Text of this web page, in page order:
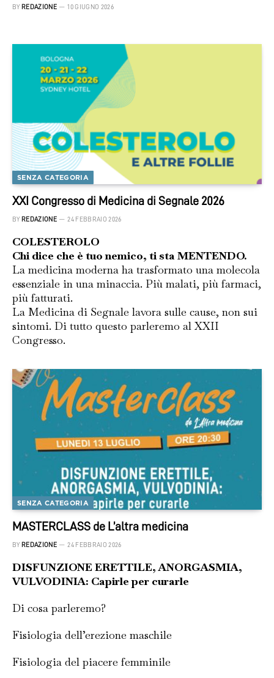
BY REDAZIONE 10 GIUGNO 2026
SENZA CATEGORIA
XXI Congresso di Medicina di Segnale 2026
BY REDAZIONE 24 FEBBRAIO 2026
COLESTEROLO
Chi dice che è tuo nemico, ti sta MENTENDO.
La medicina moderna ha trasformato una molecola
essenziale in una minaccia. Più malati, più farmaci,
più fatturati.
La Medicina di Segnale lavora sulle cause, non sui
sintomi. Di tutto questo parleremo al XXII
Congresso.
SENZA CATEGORIA
MASTERCLASS de L’altra medicina
BY REDAZIONE 24 FEBBRAIO 2026
DISFUNZIONE ERETTILE, ANORGASMIA,
VULVODINIA: Capirle per curarle
Di cosa parleremo?
Fisiologia dell’erezione maschile
Fisiologia del piacere femminile